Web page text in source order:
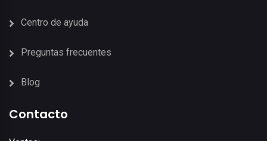
Centro de ayuda
Preguntas frecuentes
Blog
Contacto